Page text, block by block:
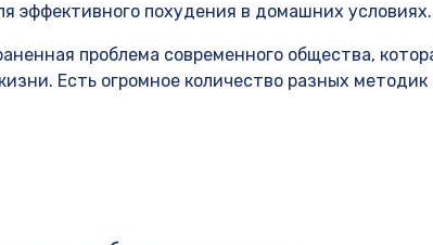
эффективного похудения в домашних условиях.
проблема современного общества,
Есть огромное количество разных